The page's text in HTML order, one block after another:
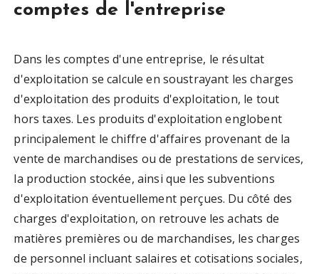
comptes de l'entreprise
Dans les comptes d'une entreprise, le résultat
d'exploitation se calcule en soustrayant les charges
d'exploitation des produits d'exploitation, le tout
hors taxes. Les produits d'exploitation englobent
principalement le chiffre d'affaires provenant de la
vente de marchandises ou de prestations de services,
la production stockée, ainsi que les subventions
d'exploitation éventuellement perçues. Du côté des
charges d'exploitation, on retrouve les achats de
matières premières ou de marchandises, les charges
de personnel incluant salaires et cotisations sociales,